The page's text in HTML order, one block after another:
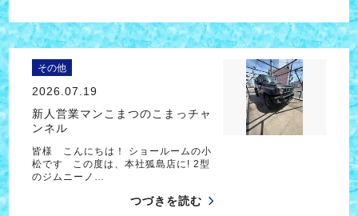
その他
2026.07.19
新人営業マンこまつのこまっチャ
ンネル
皆様 こんにちは！ ショールームの小
松です この度は、本社狐島店に! 2型
のジムニーノ…
つづきを読む